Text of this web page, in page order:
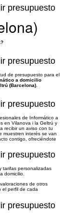
presupuesto
presupuesto
presupuesto
presupuesto
presupuesto
de presupuesto para el
a domicilio
(Barcelona)
de Informático a
en Vilanova i la Geltrú y
recibir un aviso con tu
muestren interés se van
contigo, ofreciéndote
tarifas personalizadas
domicilio.
de otros
el perfil de cada